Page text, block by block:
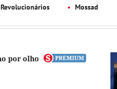
Mossad
por olho